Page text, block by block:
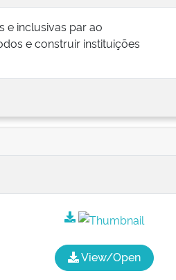
e inclusivas par ao
e construir instituições
View/Open